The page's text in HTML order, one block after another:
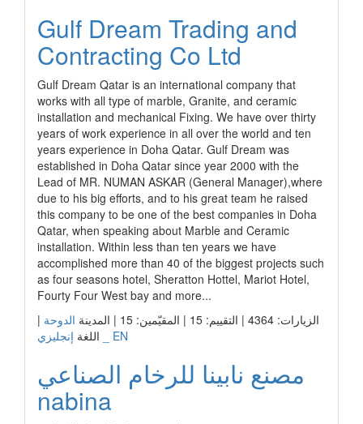
Gulf Dream Trading and
Contracting Co Ltd
Gulf Dream Qatar is an international company that
works with all type of marble, Granite, and ceramic
installation and mechanical Fixing. We have over thirty
years of work experience in all over the world and ten
years experience in Doha Qatar. Gulf Dream was
established in Doha Qatar since year 2000 with the
Lead of MR. NUMAN ASKAR (General Manager),where
due to his big efforts, and to his great team he raised
this company to be one of the best companies in Doha
Qatar, when speaking about Marble and Ceramic
installation. Within less than ten years we have
accomplished more than 40 of the biggest projects such
as four seasons hotel, Sheratton Hottel, Mariot Hotel,
Fourty Four West bay and more...
الزيارات: 4364 | التقييم: 15 | المقيّمين: 15 | المدينة
الدوحة |
اللغة إنجليزي _ EN
مصنع نابينا للرخام الصناعي
nabina